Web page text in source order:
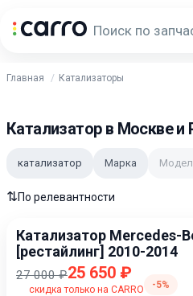
Главная Катализаторы
Катализатор в Москве и
катализатор Марка
⇅По релевантности
Катализатор Mercedes-
[рестайлинг] 2010-2014
27 000 ₽25 650 ₽
скидка только на CARRO -5%